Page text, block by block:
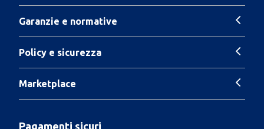
Garanzie e normative
Policy e sicurezza
Marketplace
Pagamenti sicuri